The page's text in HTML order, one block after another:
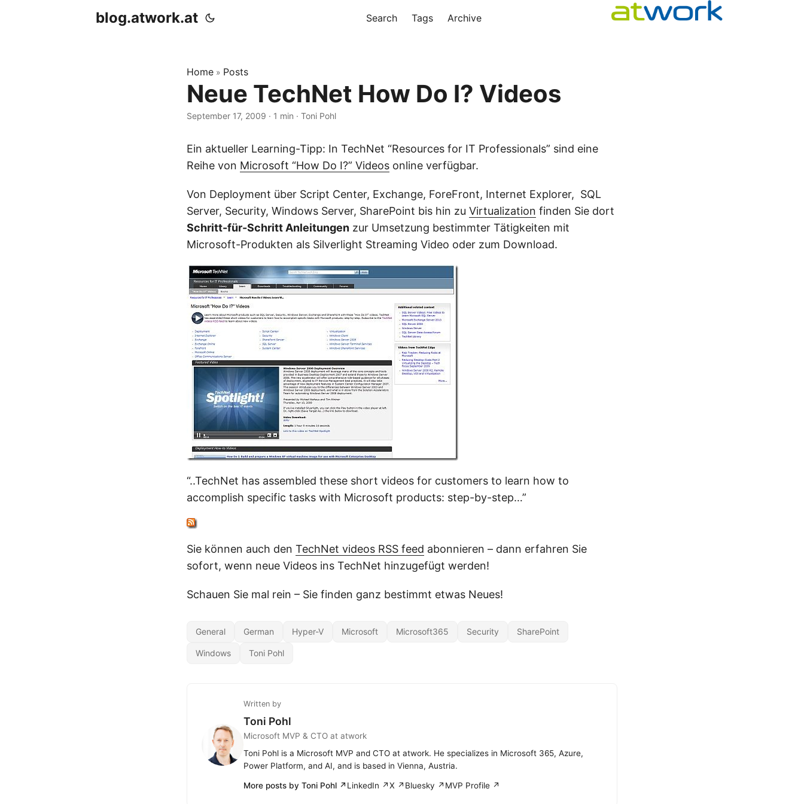
blog.atwork.at Search Tags Archive
Home » Posts
Neue TechNet How Do I? Videos
September 17, 2009 · 1 min · Toni Pohl
Ein aktueller Learning-Tipp: In TechNet “Resources for IT Professionals” sind eine
Reihe von Microsoft “How Do I?” Videos online verfügbar.
Von Deployment über Script Center, Exchange, ForeFront, Internet Explorer, SQL
Server, Security, Windows Server, SharePoint bis hin zu Virtualization finden Sie dort
Schritt-für-Schritt Anleitungen zur Umsetzung bestimmter Tätigkeiten mit
Microsoft-Produkten als Silverlight Streaming Video oder zum Download.
“..TechNet has assembled these short videos for customers to learn how to
accomplish specific tasks with Microsoft products: step-by-step…”
Sie können auch den TechNet videos RSS feed abonnieren – dann erfahren Sie
sofort, wenn neue Videos ins TechNet hinzugefügt werden!
Schauen Sie mal rein – Sie finden ganz bestimmt etwas Neues!
General German Hyper-V Microsoft Microsoft365 Security SharePoint
Windows Toni Pohl
Written by
Toni Pohl
Microsoft MVP & CTO at atwork
Toni Pohl is a Microsoft MVP and CTO at atwork. He specializes in Microsoft 365, Azure,
Power Platform, and AI, and is based in Vienna, Austria.
More posts by Toni Pohl ↗LinkedIn ↗X ↗ Bluesky ↗ MVP Profile ↗